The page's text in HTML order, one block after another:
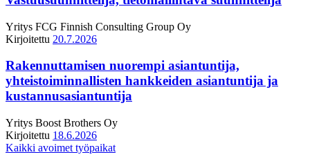
Yritys FCG Finnish Consulting Group Oy
Kirjoitettu 20.7.2026
Rakennuttamisen nuorempi asiantuntija,
yhteistoiminnallisten hankkeiden asiantuntija ja
kustannusasiantuntija
Yritys Boost Brothers Oy
Kirjoitettu 18.6.2026
Kaikki avoimet työpaikat